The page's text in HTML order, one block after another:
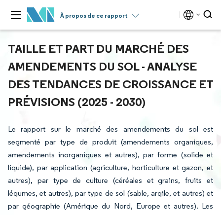
À propos de ce rapport
TAILLE ET PART DU MARCHÉ DES
AMENDEMENTS DU SOL - ANALYSE
DES TENDANCES DE CROISSANCE ET
PRÉVISIONS (2025 - 2030)
Le rapport sur le marché des amendements du sol est
segmenté par type de produit (amendements organiques,
amendements inorganiques et autres), par forme (solide et
liquide), par application (agriculture, horticulture et gazon, et
autres), par type de culture (céréales et grains, fruits et
légumes, et autres), par type de sol (sable, argile, et autres) et
par géographie (Amérique du Nord, Europe et autres). Les